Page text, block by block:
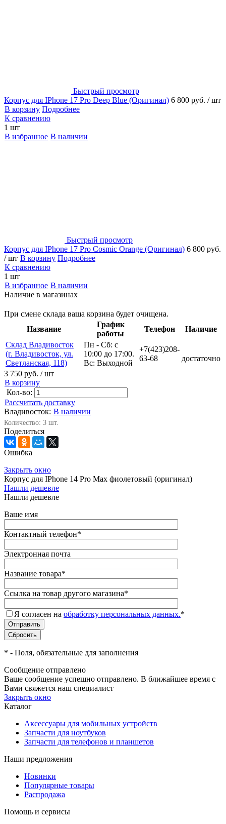
Быстрый просмотр
Корпус для IPhone 17 Pro Deep Blue (Оригинал) 6 800 руб. / шт
В корзину Подробнее
К сравнению
1 шт
В избранное В наличии
Быстрый просмотр
Корпус для IPhone 17 Pro Cosmic Orange (Оригинал) 6 800 руб.
/ шт В корзину Подробнее
К сравнению
1 шт
В избранное В наличии
Наличие в магазинах
При смене склада ваша корзина будет очищена.
Название
График
работы
Телефон
Наличие
Склад Владивосток
(г. Владивосток, ул.
Светланская, 118)
Пн - Сб: с
10:00 до 17:00.
Вс: Выходной
+7(423)208-
63-68
достаточно
3 750 руб. / шт
В корзину
Кол-во:
Рассчитать доставку
Владивосток: В наличии
Количество: 3 шт.
Поделиться
Ошибка
Закрыть окно
Корпус для IPhone 14 Pro Max фиолетовый (оригинал)
Нашли дешевле
Нашли дешевле
Ваше имя
Контактный телефон*
Электронная почта
Название товара*
Ссылка на товар другого магазина*
Я согласен на обработку персональных данных.*
* - Поля, обязательные для заполнения
Сообщение отправлено
Ваше сообщение успешно отправлено. В ближайшее время с
Вами свяжется наш специалист
Закрыть окно
Каталог
Аксессуары для мобильных устройств
Запчасти для ноутбуков
Запчасти для телефонов и планшетов
Наши предложения
Новинки
Популярные товары
Распродажа
Помощь и сервисы